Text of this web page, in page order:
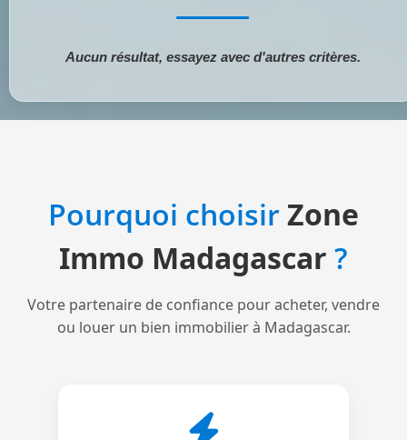
Aucun résultat, essayez avec d'autres critères.
Pourquoi choisirZone
Immo Madagascar ?
Votre partenaire de confiance pour acheter, vendre
ou louer un bien immobilier à Madagascar.